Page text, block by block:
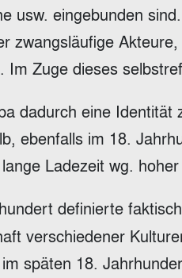
usw. eingebunden
zwangsläufige
Im Zuge dieses
dadurch eine
ebenfalls im 18.
Ladezeit wg.
definierte
verschiedener
späten 18.